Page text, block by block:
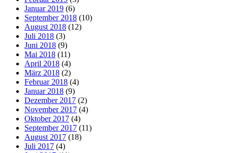
Januar 2019 (6)
September 2018 (10)
August 2018 (12)
Juli 2018 (3)
Juni 2018 (9)
Mai 2018 (11)
April 2018 (4)
März 2018 (2)
Februar 2018 (4)
Januar 2018 (9)
Dezember 2017 (2)
November 2017 (4)
Oktober 2017 (4)
September 2017 (11)
August 2017 (18)
Juli 2017 (4)